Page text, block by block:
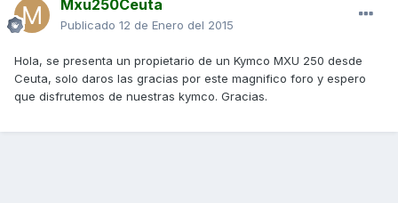
Mxu250Ceuta
Publicado 12 de Enero del 2015
Hola, se presenta un propietario de un Kymco MXU 250 desde
Ceuta, solo daros las gracias por este magnifico foro y espero
que disfrutemos de nuestras kymco. Gracias.